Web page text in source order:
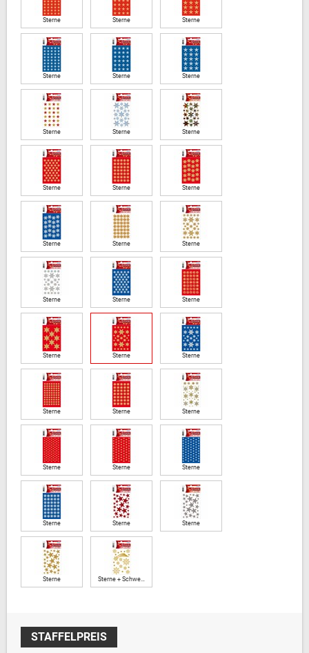
Sterne Sterne Sterne
Sterne Sterne Sterne
Sterne Sterne Sterne
Sterne Sterne Sterne
Sterne Sterne Sterne
Sterne Sterne Sterne
Sterne Sterne Sterne
Sterne Sterne Sterne
Sterne Sterne Sterne
Sterne Sterne Sterne
Sterne Sterne + Schwe…
STAFFELPREIS